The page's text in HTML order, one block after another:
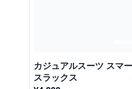
カジュアルスーツ スマ
スラックス